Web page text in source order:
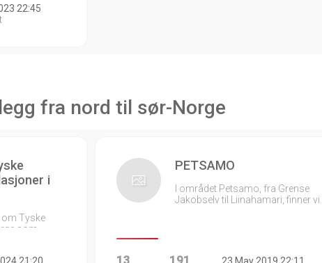
22:45
fra nord til sør-Norge
i
om Tyske
som…
PETSAMO
I området Petsamo, fra Grense
Jakobselv til Liinahamari, finner vi…
13 191